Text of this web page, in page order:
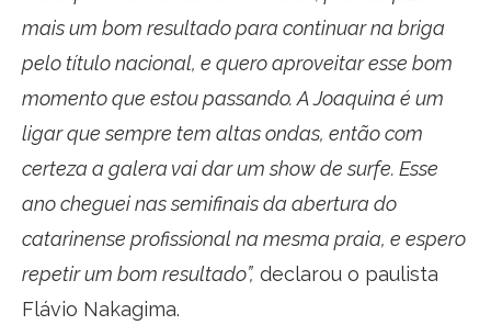
mais um bom resultado para continuar na briga
pelo título nacional, e quero aproveitar esse bom
momento que estou passando. A Joaquina é um
ligar que sempre tem altas ondas, então com
certeza a galera vai dar um show de surfe. Esse
ano cheguei nas semifinais da abertura do
catarinense profissional na mesma praia, e espero
repetir um bom resultado”, declarou o paulista
Flávio Nakagima.